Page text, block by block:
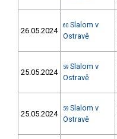
26.05.2024
60 Slalom v
Ostravě
25.05.2024
59 Slalom v
Ostravě
25.05.2024
59 Slalom v
Ostravě